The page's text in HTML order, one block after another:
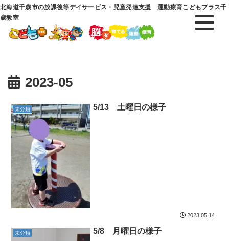
北海道千歳市の放課後等デイサービス・児童発達支援 運動療育こどもプラス千
歳教室
2023-05
未分類 5/13 土曜日の様子
2023.05.14
未分類 5/8 月曜日の様子